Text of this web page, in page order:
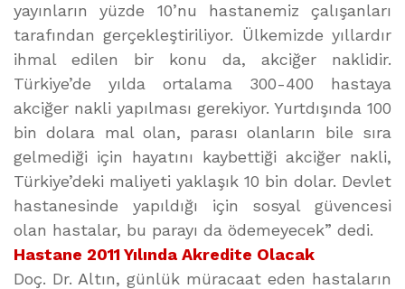
yayınların yüzde 10’nu hastanemiz çalışanları
tarafından gerçekleştiriliyor. Ülkemizde yıllardır
ihmal edilen bir konu da, akciğer naklidir.
Türkiye’de yılda ortalama 300-400 hastaya
akciğer nakli yapılması gerekiyor. Yurtdışında 100
bin dolara mal olan, parası olanların bile sıra
gelmediği için hayatını kaybettiği akciğer nakli,
Türkiye’deki maliyeti yaklaşık 10 bin dolar. Devlet
hastanesinde yapıldığı için sosyal güvencesi
olan hastalar, bu parayı da ödemeyecek” dedi.
Hastane 2011 Yılında Akredite Olacak
Doç. Dr. Altın, günlük müracaat eden hastaların